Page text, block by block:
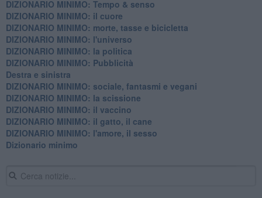
DIZIONARIO MINIMO: Tempo & senso
DIZIONARIO MINIMO: il cuore
DIZIONARIO MINIMO: morte, tasse e bicicletta
DIZIONARIO MINIMO: l'universo
DIZIONARIO MINIMO: la politica
DIZIONARIO MINIMO: Pubblicità
Destra e sinistra
DIZIONARIO MINIMO: sociale, fantasmi e vegani
DIZIONARIO MINIMO: la scissione
DIZIONARIO MINIMO: il vaccino
DIZIONARIO MINIMO: il gatto, il cane
DIZIONARIO MINIMO: l'amore, il sesso
Dizionario minimo